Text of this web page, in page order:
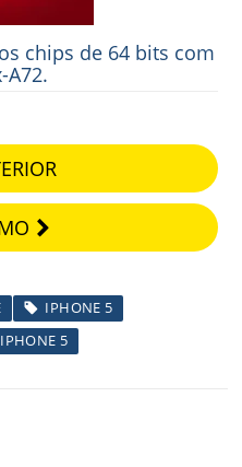
chips de 64 bits com
A72.
IPHONE 5
5